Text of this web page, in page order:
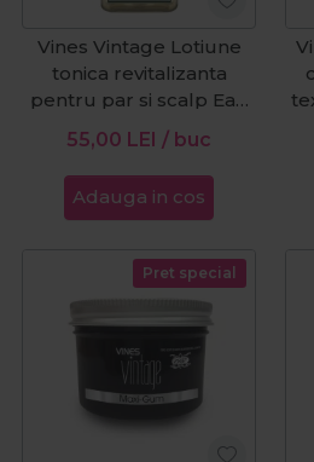
Vines Vintage Lotiune
tonica revitalizanta
pentru par si scalp Eau
de Portugal 200ml
55,00 LEI / buc
Adauga in cos
Pret special